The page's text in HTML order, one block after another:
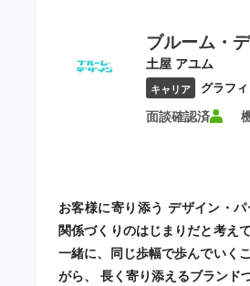
ブルーム・
土屋 アユム
キャリア グラフ
面談確認済
お客様に寄り添う デザイン・
関係づくりのはじまりだと考え
一緒に、同じ歩幅で歩んでいく
がら、 長く寄り添えるブランド